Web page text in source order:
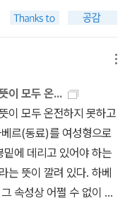
난 달아날 구멍을 찾는
이 모두 온...
이 모두 온전하지 못하고
르(동료)를 여성형으로
에 데리고 있어야 하는
는 뜻이 깔려 있다. 하베
속성상 어쩔 수 없이 집